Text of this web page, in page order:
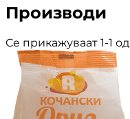
Производи
Се прикажуваат 1-1